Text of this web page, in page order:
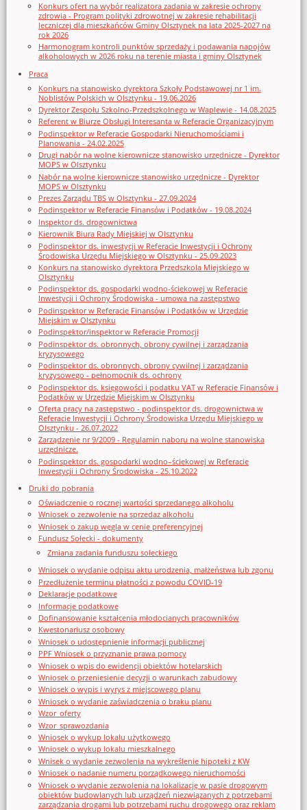
Konkurs ofert na wybór realizatora zadania w zakresie ochrony
zdrowia - Program polityki zdrowotnej w zakresie rehabilitacji
leczniczej dla mieszkańców Gminy Olsztynek na lata 2025-2027 na
rok 2026
Harmonogram kontroli punktów sprzedaży i podawania napojów
alkoholowych w 2026 roku na terenie miasta i gminy Olsztynek
Praca
Konkurs na stanowisko dyrektora Szkoły Podstawowej nr 1 im.
Noblistów Polskich w Olsztynku - 19.06.2026
Dyrektor Zespołu Szkolno-Przedszkolnego w Waplewie - 14.08.2025
Referent w Biurze Obsługi Interesanta w Referacie Organizacyjnym
Podinspektor w Referacie Gospodarki Nieruchomościami i
Planowania - 24.02.2025
Drugi nabór na wolne kierownicze stanowisko urzędnicze - Dyrektor
MOPS w Olsztynku
Nabór na wolne kierownicze stanowisko urzędnicze - Dyrektor
MOPS w Olsztynku
Prezes Zarządu TBS w Olsztynku - 27.09.2024
Podinspektor w Referacie Finansów i Podatków - 19.08.2024
Inspektor ds. drogownictwa
Kierownik Biura Rady Miejskiej w Olsztynku
Podinspektor ds. inwestycji w Referacie Inwestycji i Ochrony
Środowiska Urzędu Miejskiego w Olsztynku - 25.09.2023
Konkurs na stanowisko dyrektora Przedszkola Miejskiego w
Olsztynku
Podinspektor ds. gospodarki wodno-ściekowej w Referacie
Inwestycji i Ochrony Środowiska - umowa na zastępstwo
Podinspektor w Referacie Finansów i Podatków w Urzędzie
Miejskim w Olsztynku
Podinspektor/inspektor w Referacie Promocji
Podinspektor ds. obronnych, obrony cywilnej i zarządzania
kryzysowego
Podinspektor ds. obronnych, obrony cywilnej i zarządzania
kryzysowego - pełnomocnik ds. ochrony
Podinspektor ds. księgowości i podatku VAT w Referacie Finansów i
Podatków w Urzędzie Miejskim w Olsztynku
Oferta pracy na zastępstwo - podinspektor ds. drogownictwa w
Referacie Inwestycji i Ochrony Środowiska Urzędu Miejskiego w
Olsztynku - 26.07.2022
Zarządzenie nr 9/2009 - Regulamin naboru na wolne stanowiska
urzędnicze.
Podinspektor ds. gospodarki wodno–ściekowej w Referacie
Inwestycji i Ochrony Środowiska - 25.10.2022
Druki do pobrania
Oświadczenie o rocznej wartości sprzedanego alkoholu
Wniosek o zezwolenie na sprzedaz alkoholu
Wniosek o zakup węgla w cenie preferencyjnej
Fundusz Sołecki - dokumenty
Zmiana zadania funduszu sołeckiego
Wniosek o wydanie odpisu aktu urodzenia, małżeństwa lub zgonu
Przedłużenie terminu płatności z powodu COVID-19
Deklaracje podatkowe
Informacje podatkowe
Dofinansowanie kształcenia młodocianych pracowników
Kwestonariusz osobowy
Wniosek o udostępnienie informacji publicznej
PPF Wniosek o przyznanie prawa pomocy
Wniosek o wpis do ewidencji obiektów hotelarskich
Wniosek o przeniesienie decyzji o warunkach zabudowy
Wniosek o wypis i wyrys z miejscowego planu
Wniosek o wydanie zaświadczenia o braku planu
Wzor_oferty
Wzor_sprawozdania
Wniosek o wykup lokalu użytkowego
Wniosek o wykup lokalu mieszkalnego
Wnisek o wydanie zezwolenia na wykreślenie hipoteki z KW
Wniosek o nadanie numeru porządkowego nieruchomości
Wniosek o wydanie zezwolenia na lokalizację w pasie drogowym
obiektów budowlanych lub urządzeń niezwiązanych z potrzebami
zarządzania drogami lub potrzebami ruchu drogowego oraz reklam